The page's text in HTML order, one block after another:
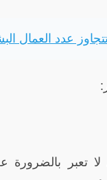
عدد العمال